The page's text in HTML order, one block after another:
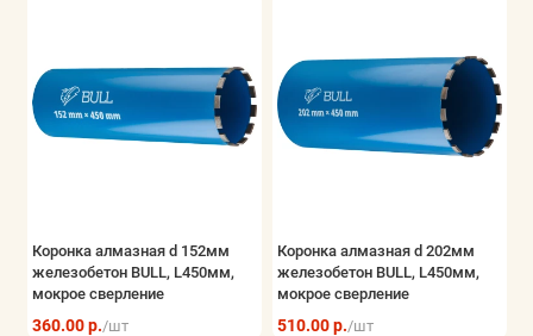
Коронка алмазная d 152мм
железобетон BULL, L450мм,
мокрое сверление
360.00 р./шт
Коронка алмазная d 202мм
железобетон BULL, L450мм,
мокрое сверление
510.00 р./шт